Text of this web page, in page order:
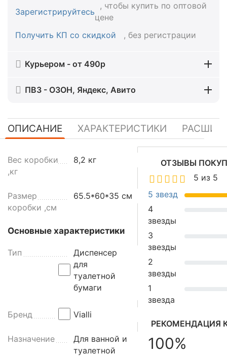
Зарегистрируйтесь
, чтобы купить по оптовой
цене
Получить КП со скидкой
, без регистрации
Курьером - от 490р
ПВЗ - ОЗОН, Яндекс, Авито
ОПИСАНИЕ ХАРАКТЕРИСТИКИ
Д
и
п
е
с
р
у
л
Вес коробки
,кг
8,2 кг
Размер
коробки ,см
65.5*60*35 см
Основные характеристики
Тип
Диспенсер
для
туалетной
бумаги
Бренд Vialli
Назначение
Для ванной и
туалетной
ОТЗЫВЫ
5 из 5
5 звезд
4
звезды
3
звезды
2
звезды
1
звезда
РЕКОМЕНДАЦИЯ
100%